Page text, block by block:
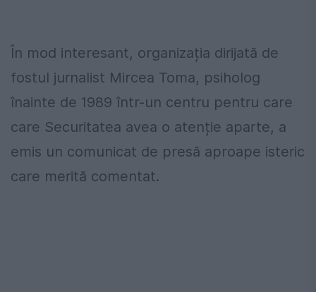
În mod interesant, organizația dirijată de
fostul jurnalist Mircea Toma, psiholog
înainte de 1989 într-un centru pentru care
care Securitatea avea o atenție aparte, a
emis un comunicat de presă aproape isteric
care merită comentat.